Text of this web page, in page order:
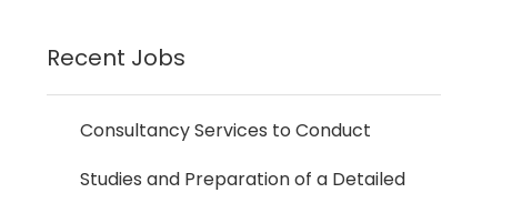
Recent Jobs
Consultancy Services to Conduct
Studies and Preparation of a Detailed